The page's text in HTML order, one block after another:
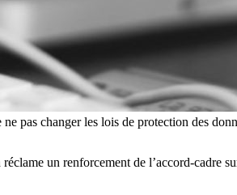
pas changer les lois de protection des
un renforcement de l’accord-cadre